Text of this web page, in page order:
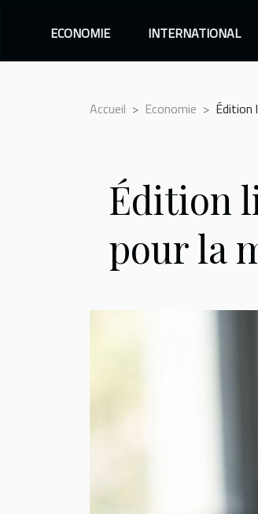
ECONOMIE INTERNATIONAL
Accueil Economie Édition
Édition
pour la